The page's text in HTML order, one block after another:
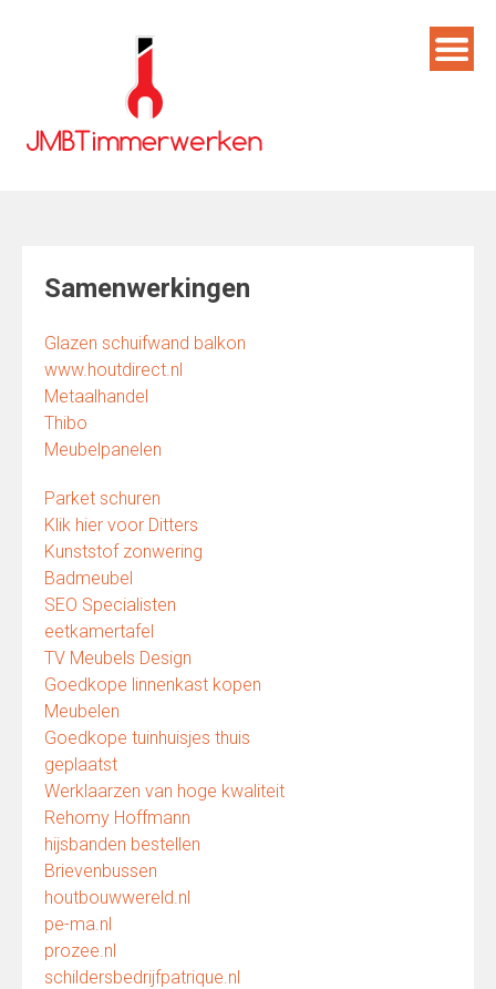
Samenwerkingen
Glazen schuifwand balkon
www.houtdirect.nl
Metaalhandel
Thibo
Meubelpanelen
Parket schuren
Klik hier voor Ditters
Kunststof zonwering
Badmeubel
SEO Specialisten
eetkamertafel
TV Meubels Design
Goedkope linnenkast kopen
Meubelen
Goedkope tuinhuisjes thuis
geplaatst
Werklaarzen van hoge kwaliteit
Rehomy Hoffmann
hijsbanden bestellen
Brievenbussen
houtbouwwereld.nl
pe-ma.nl
prozee.nl
schildersbedrijfpatrique.nl